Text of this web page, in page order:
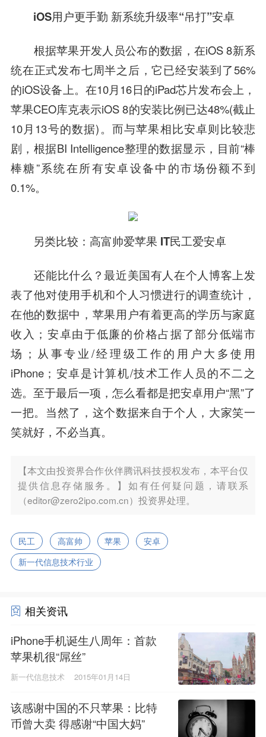
iOS用户更手勤 新系统升级率“吊打”安卓
根据苹果开发人员公布的数据，在iOS 8新系
统在正式发布七周半之后，它已经安装到了56%
的iOS设备上。在10月16日的iPad芯片发布会上，
苹果CEO库克表示iOS 8的安装比例已达48%(截止
10月13号的数据)。而与苹果相比安卓则比较悲
剧，根据BI Intelligence整理的数据显示，目前“棒
棒糖”系统在所有安卓设备中的市场份额不到
0.1%。
另类比较：高富帅爱苹果 IT民工爱安卓
还能比什么？最近美国有人在个人博客上发
表了他对使用手机和个人习惯进行的调查统计，
在他的数据中，苹果用户有着更高的学历与家庭
收入；安卓由于低廉的价格占据了部分低端市
场；从事专业/经理级工作的用户大多使用
iPhone；安卓是计算机/技术工作人员的不二之
选。至于最后一项，怎么看都是把安卓用户“黑”了
一把。当然了，这个数据来自于个人，大家笑一
笑就好，不必当真。
【本文由投资界合作伙伴腾讯科技授权发布，本平台仅
提供信息存储服务。】如有任何疑问题，请联系
（editor@zero2ipo.com.cn）投资界处理。
民工 高富帅 苹果
安卓
新一代信息技术行业
相关资讯
iPhone手机诞生八周年：首款
苹果机很“屌丝”
新一代信息技术 2015年01月14日
该感谢中国的不只苹果：比特
币曾大卖 得感谢“中国大妈”